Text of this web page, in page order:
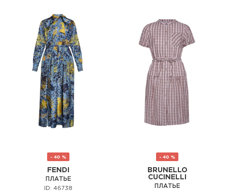
- 40 %
FENDI
ПЛАТЬЕ
ID: 46738
- 40 %
BRUNELLO
CUCINELLI
ПЛАТЬЕ